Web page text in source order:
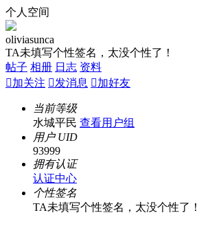
个人空间
oliviasunca
TA未填写个性签名，太没个性了！
帖子 相册 日志 资料
加关注 发消息 加好友
当前等级
水城平民 查看用户组
用户 UID
93999
拥有认证
认证中心
个性签名
TA未填写个性签名，太没个性了！